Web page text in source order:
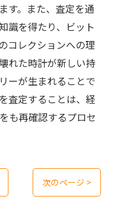
す。また、査定を通
識を得たり、ビット
コレクションへの理
れた時計が新しい持
ーが生まれることで
査定することは、経
も再確認するプロセ
次のページ >